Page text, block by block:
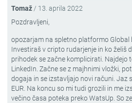
Tomaž / 13. aprila 2022
Pozdravljeni,
opozarjam na spletno platformo Global
Investiraš v cripto rudarjenje in ko želiš
prihodek se začne komplicirati. Najdejo
LinkedIn. Začne se z majhnimi vložki,
dogaja in se izstavljajo novi računi. Jaz
EUR. Na koncu so mi tudi grozili in me
večino časa poteka preko WatsUp. So